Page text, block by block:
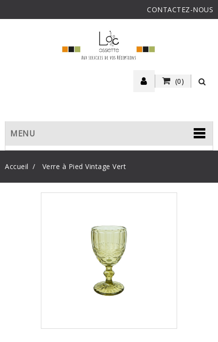
CONTACTEZ-NOUS
(0)
MENU
Accueil Verre à Pied Vintage Vert